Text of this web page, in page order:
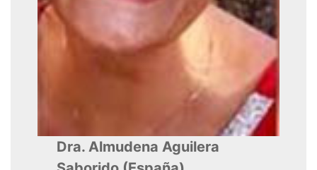
Dra. Almudena Aguilera